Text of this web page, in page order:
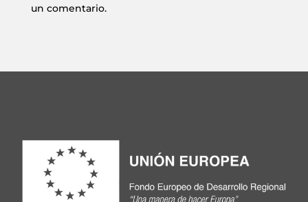
un comentario.